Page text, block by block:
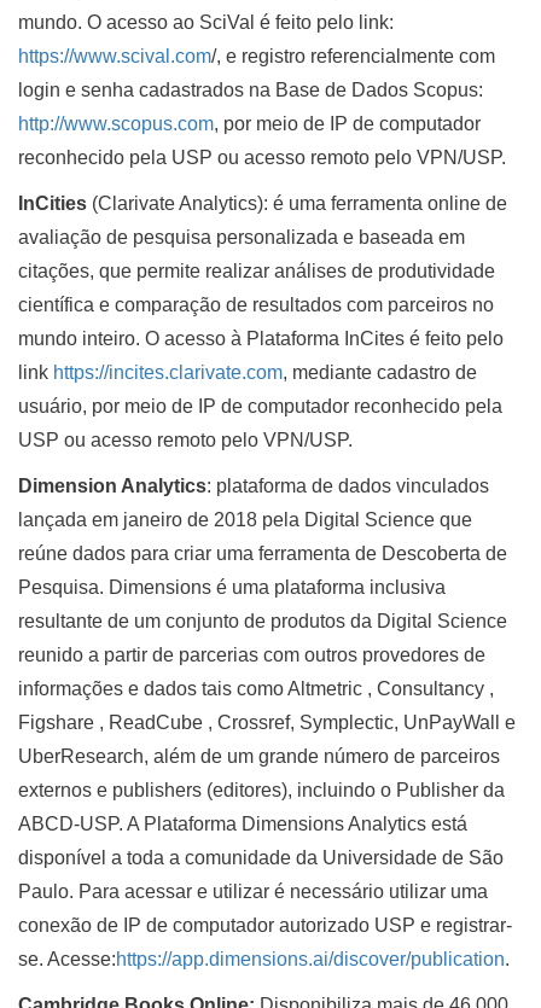
mundo. O acesso ao SciVal é feito pelo link:
https://www.scival.com/, e registro referencialmente com
login e senha cadastrados na Base de Dados Scopus:
http://www.scopus.com, por meio de IP de computador
reconhecido pela USP ou acesso remoto pelo VPN/USP.
InCities (Clarivate Analytics): é uma ferramenta online de
avaliação de pesquisa personalizada e baseada em
citações, que permite realizar análises de produtividade
científica e comparação de resultados com parceiros no
mundo inteiro. O acesso à Plataforma InCites é feito pelo
link https://incites.clarivate.com, mediante cadastro de
usuário, por meio de IP de computador reconhecido pela
USP ou acesso remoto pelo VPN/USP.
Dimension Analytics: plataforma de dados vinculados
lançada em janeiro de 2018 pela Digital Science que
reúne dados para criar uma ferramenta de Descoberta de
Pesquisa. Dimensions é uma plataforma inclusiva
resultante de um conjunto de produtos da Digital Science
reunido a partir de parcerias com outros provedores de
informações e dados tais como Altmetric , Consultancy ,
Figshare , ReadCube , Crossref, Symplectic, UnPayWall e
UberResearch, além de um grande número de parceiros
externos e publishers (editores), incluindo o Publisher da
ABCD-USP. A Plataforma Dimensions Analytics está
disponível a toda a comunidade da Universidade de São
Paulo. Para acessar e utilizar é necessário utilizar uma
conexão de IP de computador autorizado USP e registrar-
se. Acesse:https://app.dimensions.ai/discover/publication.